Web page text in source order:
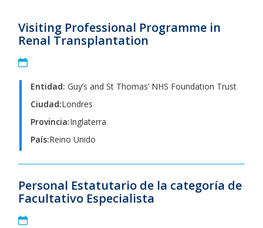
Visiting Professional Programme in
Renal Transplantation
Entidad: Guy’s and St Thomas’ NHS Foundation Trust
Ciudad:Londres
Provincia:Inglaterra
País:Reino Unido
Personal Estatutario de la categoría de
Facultativo Especialista